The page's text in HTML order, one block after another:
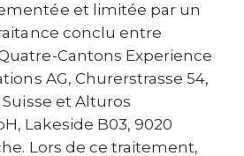
et limitée par un
conclu entre
Cantons Experience
AG, Churerstrasse 54,
et Alturos
Lakeside B03, 9020
Lors de ce traitement,